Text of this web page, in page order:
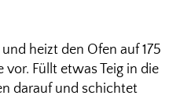
heizt den Ofen auf 175
Füllt etwas Teig in die
darauf und schichtet